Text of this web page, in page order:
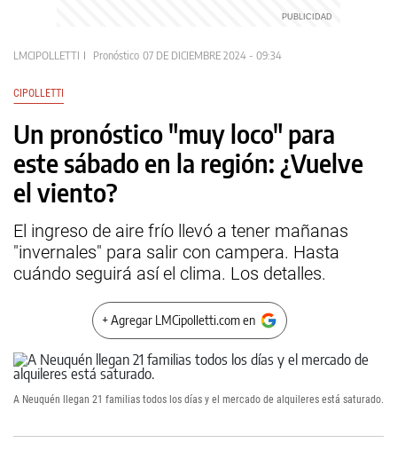
LMCIPOLLETTI Pronóstico 07 DE DICIEMBRE 2024 - 09:34
CIPOLLETTI
Un pronóstico "muy loco" para
este sábado en la región: ¿Vuelve
el viento?
El ingreso de aire frío llevó a tener mañanas
"invernales" para salir con campera. Hasta
cuándo seguirá así el clima. Los detalles.
+ Agregar LMCipolletti.com en
A Neuquén llegan 21 familias todos los días y el mercado de alquileres está saturado.